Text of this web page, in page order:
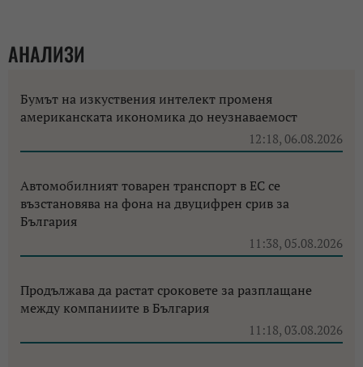
АНАЛИЗИ
Бумът на изкуствения интелект променя
американската икономика до неузнаваемост
12:18, 06.08.2026
Автомобилният товарен транспорт в ЕС се
възстановява на фона на двуцифрен срив за
България
11:38, 05.08.2026
Продължава да растат сроковете за разплащане
между компаниите в България
11:18, 03.08.2026